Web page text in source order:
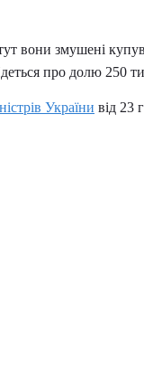
вони змушені
про долю 250
України від 23